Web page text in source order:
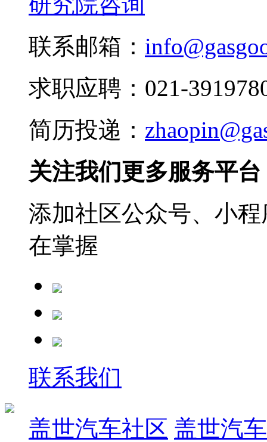
联系邮箱：
求职应聘：021-
简历投递：
关注我们更多服务平台
添加社区公众号、小
在掌握
联系我们
盖世汽车社区 盖世汽